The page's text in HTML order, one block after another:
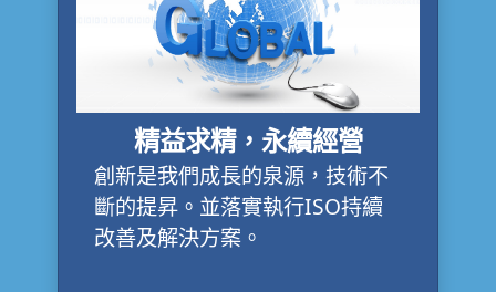
精益求精，永續經營
創新是我們成長的泉源，技術不
斷的提昇。並落實執行ISO持續
改善及解決方案。